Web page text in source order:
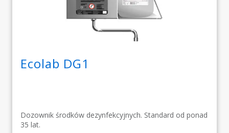
Ecolab DG1
Dozownik środków dezynfekcyjnych. Standard od ponad
35 lat.